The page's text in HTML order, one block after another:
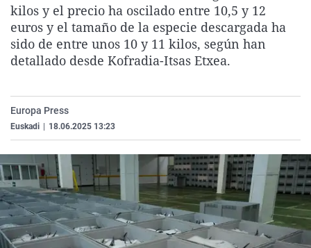
La rosa de los vientos
Gente viajera
Como el perro y el
Caso
Retornados
Equipo de
Extremadura
Galicia
La Rioja
Virales
Televisión
Elecciones
kilos y el precio ha oscilado entre 10,5 y 12
euros y el tamaño de la especie descargada ha
sido de entre unos 10 y 11 kilos, según han
detallado desde Kofradia-Itsas Etxea.
Europa Press
Euskadi 18.06.2025 13:23